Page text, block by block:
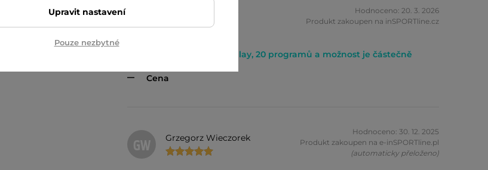
Hodnoceno: 20. 3. 2026
Produkt zakoupen na inSPORTline.cz
Čeština, grafický display, 20 programů a možnost je částečně
Cena
GW Grzegorz Wieczorek
Hodnoceno: 30. 12. 2025
Produkt zakoupen na e-inSPORTline.pl
(automaticky přeloženo)
Upravit nastavení
Pouze nezbytné